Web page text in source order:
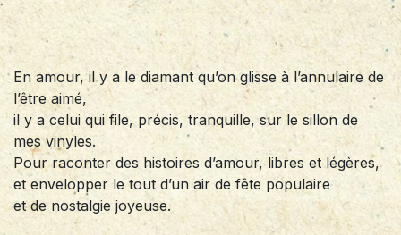
En amour, il y a le diamant qu’on glisse à l’annulaire de
l’être aimé,
il y a celui qui file, précis, tranquille, sur le sillon de
mes vinyles.
Pour raconter des histoires d’amour, libres et légères,
et envelopper le tout d’un air de fête populaire
et de nostalgie joyeuse.